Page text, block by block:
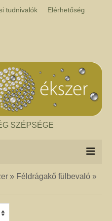
tudnivalók Elérhetőség
SZÉPSÉGE
gyógyító kövek, amelyek
kristály, és általában a kő színe
rendeljük. Így lehetséges az, hogy pl.
» Féldrágakő fülbevaló »